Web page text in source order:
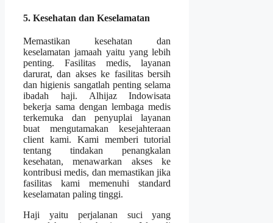
5. Kesehatan dan Keselamatan
Memastikan kesehatan dan
keselamatan jamaah yaitu yang lebih
penting. Fasilitas medis, layanan
darurat, dan akses ke fasilitas bersih
dan higienis sangatlah penting selama
ibadah haji. Alhijaz Indowisata
bekerja sama dengan lembaga medis
terkemuka dan penyuplai layanan
buat mengutamakan kesejahteraan
client kami. Kami memberi tutorial
tentang tindakan penangkalan
kesehatan, menawarkan akses ke
kontribusi medis, dan memastikan jika
fasilitas kami memenuhi standard
keselamatan paling tinggi.
Haji yaitu perjalanan suci yang